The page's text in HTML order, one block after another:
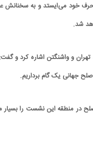
خود می‌ایستد و به سخنانش
و واشنگتن اشاره کرد و
صلح جهانی یک گام برداریم.
در منطقه این نشست را بسیار